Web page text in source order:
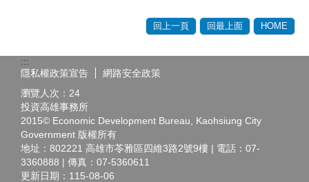
回上一頁 回最上面 HOME
:::
隱私權政策宣告
網路安全政策
瀏覽人次： 24
投資高雄事務所
2015© Economic Development Bureau, Kaohsiung City
Government 版權所有
地址：802221 高雄市苓雅區四維3路2號9樓 | 電話：07-
3360888 | 傳真：07-5360611
更新日期： 115-08-06